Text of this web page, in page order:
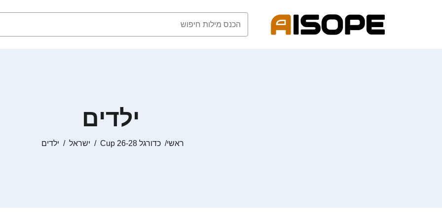
ילדים
ראשי כדורגל Cup 26-28 ישראל ילדים